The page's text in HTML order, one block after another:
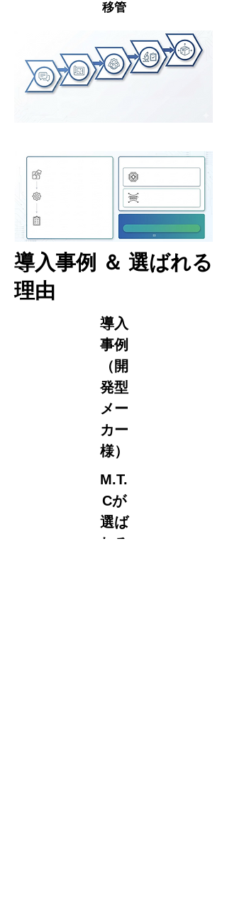
移管
​​導入事例 ＆ 選ばれる
理由​​​​
導入
事例
（開
発型
メー
カー
様）
M.T.
Cが
選ば
れる